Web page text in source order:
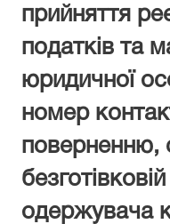
прийняття
податків та
юридичної
номер
поверненню,
одержувача